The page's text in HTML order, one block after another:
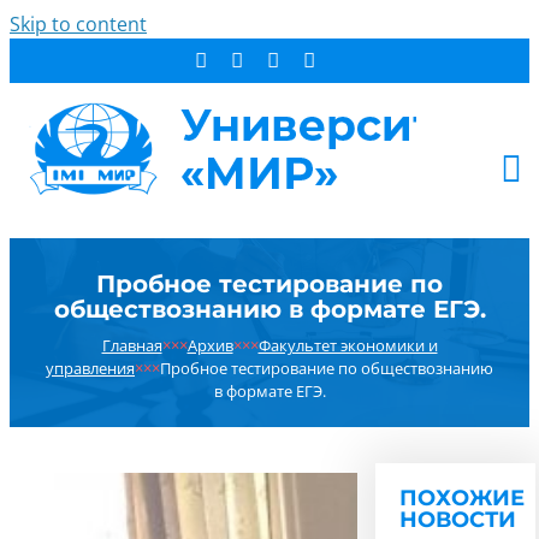
Skip to content
СТУДЕНТУ
ОБ УНИВЕРСИТЕТЕ
РЕЗУЛЬТАТ ПОИСКА:
Пробное тестирование по
обществознанию в формате ЕГЭ.
Главная×××Архив×××Факультет экономики и
управления×××Пробное тестирование по обществознанию
в формате ЕГЭ.
ПОХОЖИЕ
НОВОСТИ